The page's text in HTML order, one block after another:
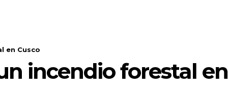
en Cusco
incendio forestal en